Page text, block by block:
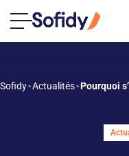
Sofidy > Actualités > Pourquoi